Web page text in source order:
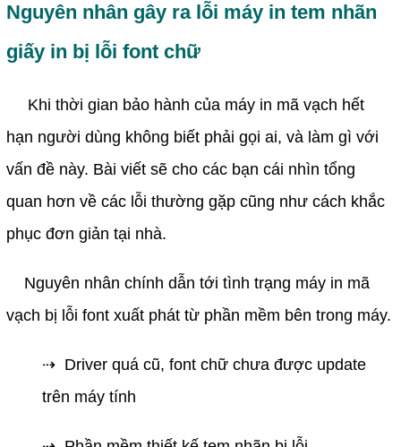
Nguyên nhân gây ra lỗi máy in tem nhãn
giấy in bị lỗi font chữ
Khi thời gian bảo hành của máy in mã vạch hết
hạn người dùng không biết phải gọi ai, và làm gì với
vấn đề này. Bài viết sẽ cho các bạn cái nhìn tổng
quan hơn về các lỗi thường gặp cũng như cách khắc
phục đơn giản tại nhà.
Nguyên nhân chính dẫn tới tình trạng máy in mã
vạch bị lỗi font xuất phát từ phần mềm bên trong máy.
⇢ Driver quá cũ, font chữ chưa được update
trên máy tính